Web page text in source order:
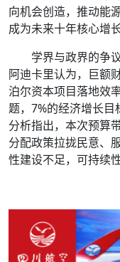
向机会创造，推动能
成为未来十年核心增
学界与政界的争
阿迪卡里认为，巨额
泊尔资本项目落地效
题，7%的经济增长目
分析指出，本次预算
分配政策拉拢民意、
性建设不足，可持续性